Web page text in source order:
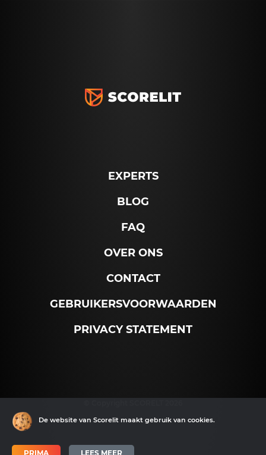
EXPERTS
BLOG
FAQ
OVER ONS
CONTACT
GEBRUIKERSVOORWAARDEN
PRIVACY STATEMENT
De website van Scorelit maakt gebruik van cookies.
PRIMA LEES MEER